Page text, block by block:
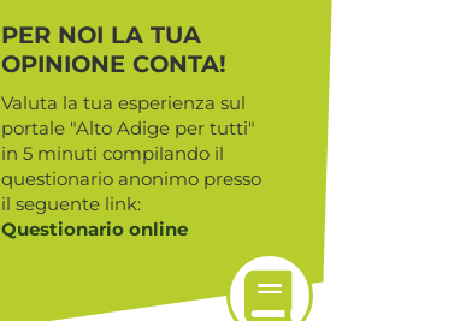
PER NOI LA TUA
OPINIONE CONTA!
Valuta la tua esperienza sul
portale "Alto Adige per tutti"
in 5 minuti compilando il
questionario anonimo presso
il seguente link:
Questionario online